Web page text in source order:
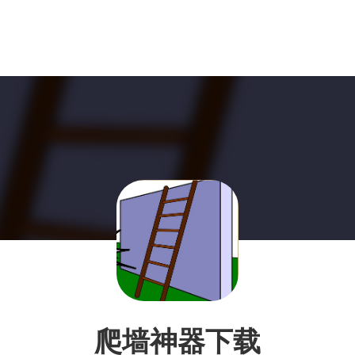
爬墙神器下载